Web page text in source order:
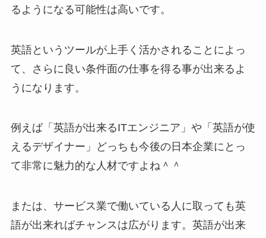
るようになる可能性は高いです。
英語というツールが上手く活かされることによっ
て、さらに良い条件面の仕事を得る事が出来るよ
うになります。
例えば「英語が出来るITエンジニア」や「英語が使
えるデザイナー」どっちも今後の日本企業にとっ
て非常に魅力的な人材ですよね＾＾
または、サービス業で働いている人に取っても英
語が出来ればチャンスは広がります。英語が出来